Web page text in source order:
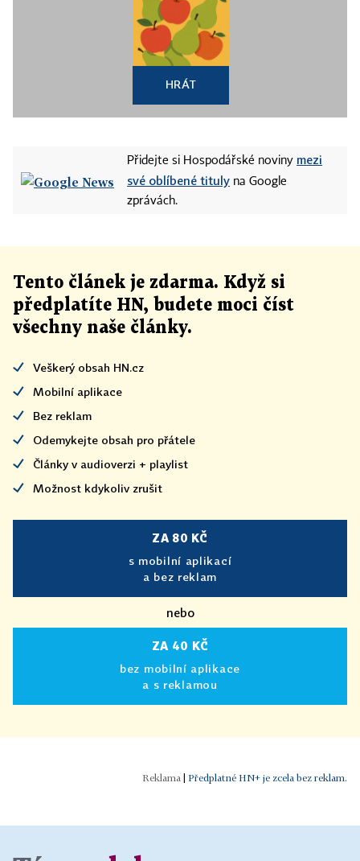
HRÁT
Přidejte si Hospodářské noviny mezi
své oblíbené tituly na Google
zprávách.
Tento článek je zdarma. Když si
předplatíte HN, budete moci číst
všechny naše články.
Veškerý obsah HN.cz
Mobilní aplikace
Bez reklam
Odemykejte obsah pro přátele
Články v audioverzi + playlist
Možnost kdykoliv zrušit
ZA 80 KČ
s mobilní aplikací
a bez reklam
nebo
ZA 40 KČ
bez mobilní aplikace
a s reklamou
Předplatné HN+ je zcela bez reklam.